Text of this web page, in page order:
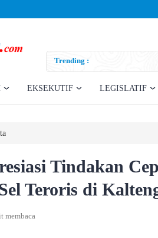
Trending :
Ombudsman
Teknis
EKSEKUTIF LEGISLATIF
Tindakan
Teroris di
membaca